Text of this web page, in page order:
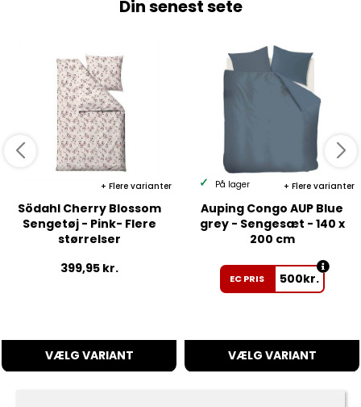
Din senest sete
Flere varianter
Södahl Cherry Blossom
Sengetøj - Pink- Flere
størrelser
399,95 kr.
VÆLG VARIANT
Flere varianter
På lager
Auping Congo AUP Blue
grey - Sengesæt - 140 x
200 cm
EC PRIS 500kr.
VÆLG VARIANT